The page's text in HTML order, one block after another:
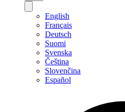
English
Français
Deutsch
Suomi
Svenska
Čeština
Slovenčina
Español